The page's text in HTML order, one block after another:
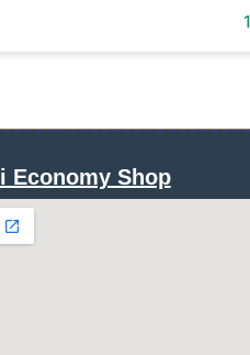
Economy Shop